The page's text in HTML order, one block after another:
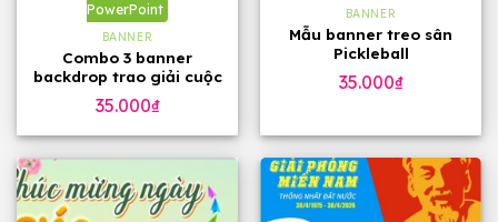
PowerPoint
BANNER
Combo 3 banner
backdrop trao giải cuộc
thi bản PowerPoint
35.000₫
BANNER
Mẫu banner treo sân
Pickleball
35.000₫